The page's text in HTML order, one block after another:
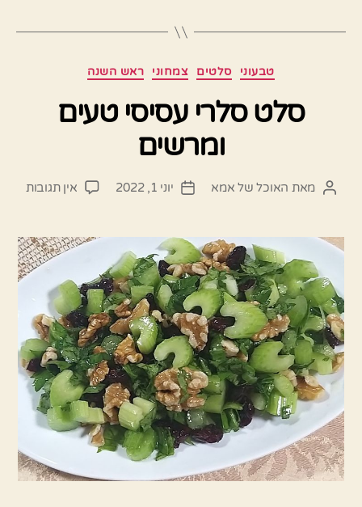
קטגוריות טבעוני סלטים צמחוני ראש השנה
סלט סלרי עסיסי טעים
ומרשים
המחבר
מאת האוכל של אמא
תאריך
יוני 1, 2022 אין תגובות
טעים